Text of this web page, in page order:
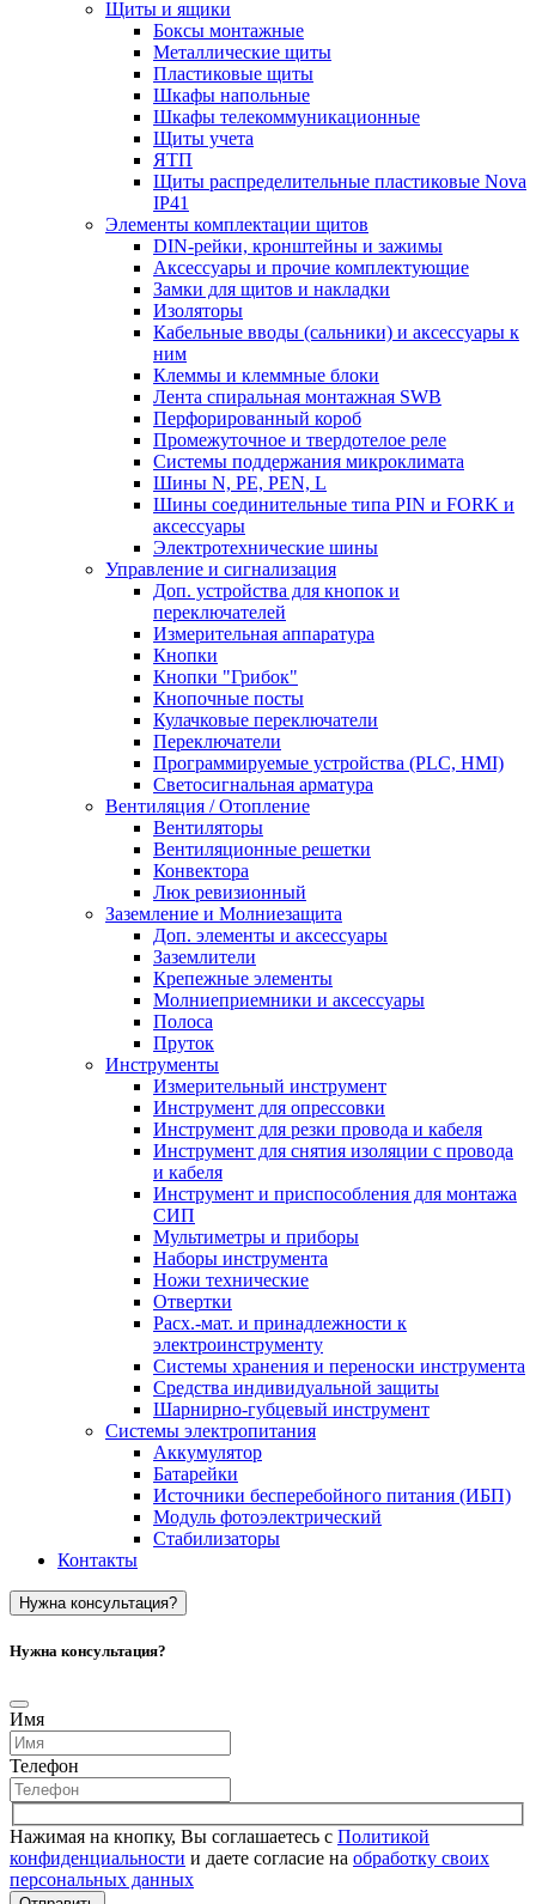
Щиты и ящики
Боксы монтажные
Металлические щиты
Пластиковые щиты
Шкафы напольные
Шкафы телекоммуникационные
Щиты учета
ЯТП
Щиты распределительные пластиковые Nova
IP41
Элементы комплектации щитов
DIN-рейки, кронштейны и зажимы
Аксессуары и прочие комплектующие
Замки для щитов и накладки
Изоляторы
Кабельные вводы (сальники) и аксессуары к
ним
Клеммы и клеммные блоки
Лента спиральная монтажная SWB
Перфорированный короб
Промежуточное и твердотелое реле
Системы поддержания микроклимата
Шины N, PE, PEN, L
Шины соединительные типа PIN и FORK и
аксессуары
Электротехнические шины
Управление и сигнализация
Доп. устройства для кнопок и
переключателей
Измерительная аппаратура
Кнопки
Кнопки "Грибок"
Кнопочные посты
Кулачковые переключатели
Переключатели
Программируемые устройства (PLC, HMI)
Светосигнальная арматура
Вентиляция / Отопление
Вентиляторы
Вентиляционные решетки
Конвектора
Люк ревизионный
Заземление и Молниезащита
Доп. элементы и аксессуары
Заземлители
Крепежные элементы
Молниеприемники и аксессуары
Полоса
Пруток
Инструменты
Измерительный инструмент
Инструмент для опрессовки
Инструмент для резки провода и кабеля
Инструмент для снятия изоляции с провода
и кабеля
Инструмент и приспособления для монтажа
СИП
Мультиметры и приборы
Наборы инструмента
Ножи технические
Отвертки
Расх.-мат. и принадлежности к
электроинструменту
Системы хранения и переноски инструмента
Средства индивидуальной защиты
Шарнирно-губцевый инструмент
Системы электропитания
Аккумулятор
Батарейки
Источники бесперебойного питания (ИБП)
Модуль фотоэлектрический
Стабилизаторы
Контакты
Нужна консультация?
Нужна консультация?
Имя
Телефон
Нажимая на кнопку, Вы соглашаетесь с Политикой
конфиденциальности и даете согласие на обработку своих
персональных данных